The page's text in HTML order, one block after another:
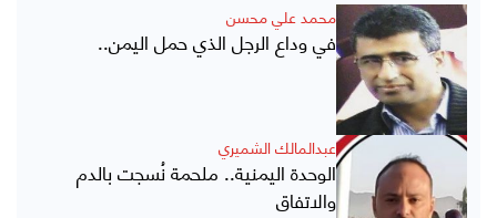
محمد علي محسن
في وداع الرجل الذي حمل اليمن..
عبدالمالك الشميري
الوحدة اليمنية.. ملحمة نُسجت بالدم
والاتفاق